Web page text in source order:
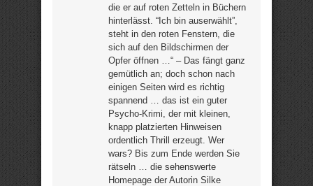
die er auf roten Zetteln in Büchern
hinterlässt. “Ich bin auserwählt”,
steht in den roten Fenstern, die
sich auf den Bildschirmen der
Opfer öffnen …“ – Das fängt ganz
gemütlich an; doch schon nach
einigen Seiten wird es richtig
spannend … das ist ein guter
Psycho-Krimi, der mit kleinen,
knapp platzierten Hinweisen
ordentlich Thrill erzeugt. Wer
wars? Bis zum Ende werden Sie
rätseln … die sehenswerte
Homepage der Autorin Silke